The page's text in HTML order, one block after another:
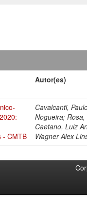
Autor(es)
- CMTB
Cavalcanti,
Nogueira;
Caetano, Luiz
Wagner Alex